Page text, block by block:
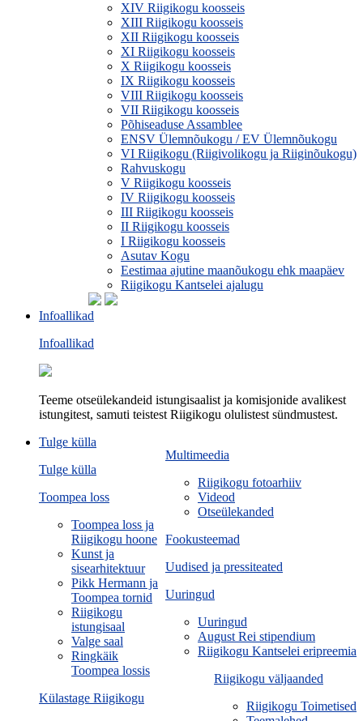
XIV Riigikogu koosseis
XIII Riigikogu koosseis
XII Riigikogu koosseis
XI Riigikogu koosseis
X Riigikogu koosseis
IX Riigikogu koosseis
VIII Riigikogu koosseis
VII Riigikogu koosseis
Põhiseaduse Assamblee
ENSV Ülemnõukogu / EV Ülemnõukogu
VI Riigikogu (Riigivolikogu ja Riiginõukogu)
Rahvuskogu
V Riigikogu koosseis
IV Riigikogu koosseis
III Riigikogu koosseis
II Riigikogu koosseis
I Riigikogu koosseis
Asutav Kogu
Eestimaa ajutine maanõukogu ehk maapäev
Riigikogu Kantselei ajalugu
Infoallikad
Infoallikad
Teeme otseülekandeid istungisaalist ja komisjonide avalikest
istungitest, samuti teistest Riigikogu olulistest sündmustest.
Multimeedia
Riigikogu fotoarhiiv
Videod
Otseülekanded
Fookusteemad
Uudised ja pressiteated
Uuringud
Uuringud
August Rei stipendium
Riigikogu Kantselei eripreemia
Riigikogu väljaanded
Riigikogu Toimetised
Tulge külla
Tulge külla
Toompea loss
Toompea loss ja
Riigikogu hoone
Kunst ja
sisearhitektuur
Pikk Hermann ja
Toompea tornid
Riigikogu
istungisaal
Valge saal
Ringkäik
Toompea lossis
Külastage Riigikogu